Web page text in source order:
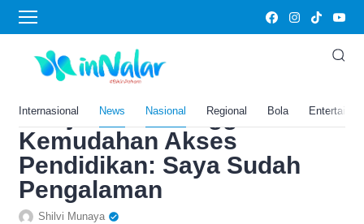
Internasional News Nasional Regional Bola
Home›Nasional
Janji Politik Capres Ganjar,
Kaum Disabilitas Bisa
Menjadi PNS hingga
Kemudahan Akses
Pendidikan: Saya Sudah
Pengalaman
Shilvi Munaya